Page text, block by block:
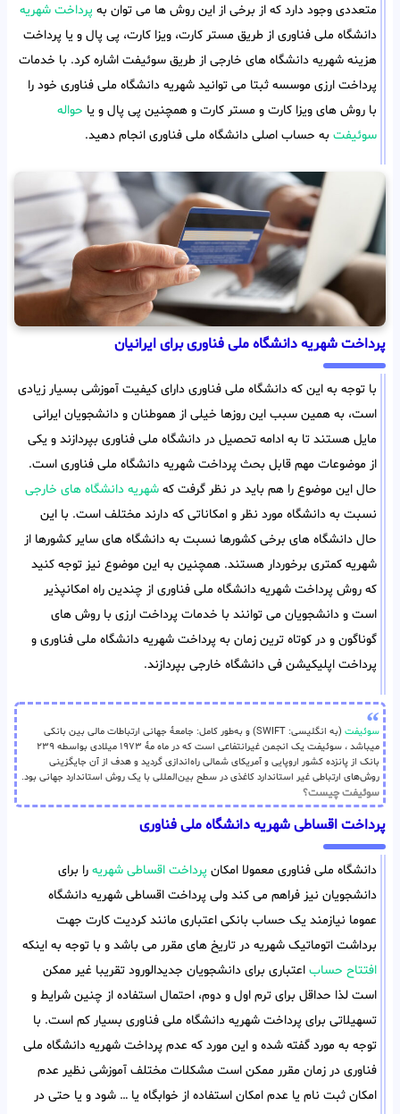
متعددی وجود دارد که از برخی از این روش ها می توان به پرداخت شهریه
دانشگاه ملی فناوری از طریق مستر کارت، ویزا کارت، پی پال و یا پرداخت
هزینه شهریه دانشگاه های خارجی از طریق سوئیفت اشاره کرد. با خدمات
پرداخت ارزی موسسه ثبتا می توانید شهریه دانشگاه ملی فناوری خود را
با روش های ویزا کارت و مستر کارت و همچنین پی پال و یا حواله
سوئیفت به حساب اصلی دانشگاه ملی فناوری انجام دهید.
پرداخت شهریه دانشگاه ملی فناوری برای ایرانیان
با توجه به این که دانشگاه ملی فناوری دارای کیفیت آموزشی بسیار زیادی
است، به همین سبب این روزها خیلی از هموطنان و دانشجویان ایرانی
مایل هستند تا به ادامه تحصیل در دانشگاه ملی فناوری بپردازند و یکی
از موضوعات مهم قابل بحث پرداخت شهریه دانشگاه ملی فناوری است.
حال این موضوع را هم باید در نظر گرفت که شهریه دانشگاه های خارجی
نسبت به دانشگاه مورد نظر و امکاناتی که دارند مختلف است. با این
حال دانشگاه های برخی کشورها نسبت به دانشگاه های سایر کشورها از
شهریه کمتری برخوردار هستند. همچنین به این موضوع نیز توجه کنید
که روش پرداخت شهریه دانشگاه ملی فناوری از چندین راه امکانپذیر
است و دانشجویان می توانند با خدمات پرداخت ارزی با روش های
گوناگون و در کوتاه ترین زمان به پرداخت شهریه دانشگاه ملی فناوری و
پرداخت اپلیکیشن فی دانشگاه خارجی بپردازند.
سوئیفت
(به انگلیسی: SWIFT) و به‌طور کامل: جامعهٔ جهانی ارتباطات مالی بین بانکی
میباشد ، سوئیفت یک انجمن غیرانتفاعی است که در ماه مهٔ ۱۹۷۳ میلادی بواسطه ۲۳۹
بانک از پانزده کشور اروپایی و آمریکای شمالی راه‌اندازی گردید و هدف از آن جایگزینی
روش‌های ارتباطی غیر استاندارد کاغذی در سطح بین‌المللی با یک روش استاندارد جهانی بود.
سوئیفت چیست؟
پرداخت اقساطی شهریه دانشگاه ملی فناوری
دانشگاه ملی فناوری معمولا امکان پرداخت اقساطی شهریه را برای
دانشجویان نیز فراهم می کند ولی پرداخت اقساطی شهریه دانشگاه
عموما نیازمند یک حساب بانکی اعتباری مانند کردیت کارت جهت
برداشت اتوماتیک شهریه در تاریخ های مقرر می باشد و با توجه به اینکه
افتتاح حساب اعتباری برای دانشجویان جدیدالورود تقریبا غیر ممکن
است لذا حداقل برای ترم اول و دوم، احتمال استفاده از چنین شرایط و
تسهیلاتی برای پرداخت شهریه دانشگاه ملی فناوری بسیار کم است. با
توجه به مورد گفته شده و این مورد که عدم پرداخت شهریه دانشگاه ملی
فناوری در زمان مقرر ممکن است مشکلات مختلف آموزشی نظیر عدم
امکان ثبت نام یا عدم امکان استفاده از خوابگاه یا … شود و یا حتی در